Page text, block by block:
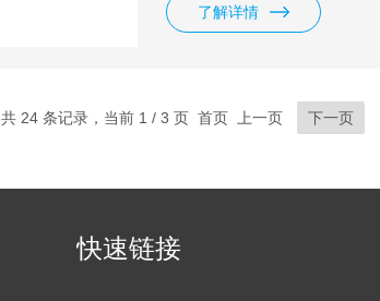
了解详情
共 24 条记录，当前 1 / 3 页 首页 上一页 下一页
快速链接